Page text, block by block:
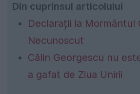
Din cuprinsul articolului
Declarații la Mormântul
Necunoscut
Călin Georgescu nu
a gafat de Ziua Unirii